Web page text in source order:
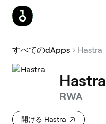
すべてのdApps Hastra
Hastra
RWA
開ける Hastra